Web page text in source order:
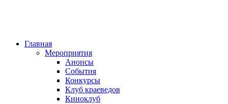
Главная
Мероприятия
Анонсы
События
Конкурсы
Клуб краеведов
Киноклуб